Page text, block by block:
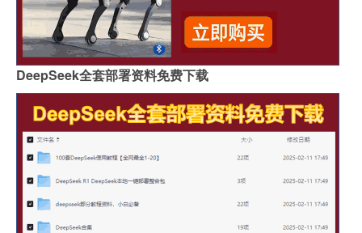
DeepSeek全套部署资料免费下载